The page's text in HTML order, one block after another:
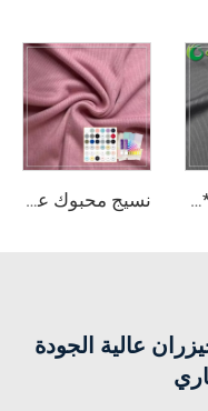
نسيج مضلع 2*2 عالي الجودة من ألياف الخيزران الخالصة 100٪، بوزن 290 جم/م²، صديق للبيئة ومناسب للقمصان والملابس الرياضية نسيج محبوك عالي الجودة من ألياف الخيزران بنسبة 67٪، وأكريليك بنسبة 28٪، وسباندكس بنسبة 5٪، بوزن 350 جم/م²، صديق للبيئة، بنسيج مضلع 2*2
عالية الجودة